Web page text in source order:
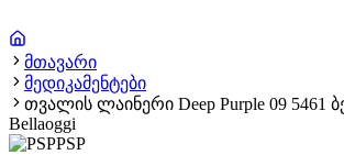
მთავარი
მედიკამენტები
თვალის ლაინერი Deep Purple 09 5461
Bellaoggi
PSP